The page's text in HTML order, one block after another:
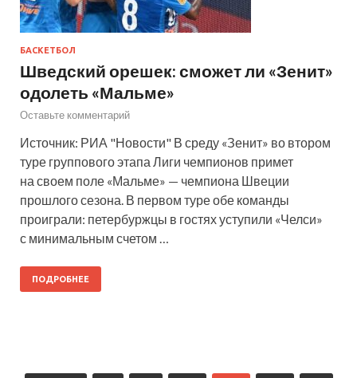
БАСКЕТБОЛ
Шведский орешек: сможет ли «Зенит»
одолеть «Мальме»
Оставьте комментарий
Источник: РИА "Новости" В среду «Зенит» во втором
туре группового этапа Лиги чемпионов примет
на своем поле «Мальме» — чемпиона Швеции
прошлого сезона. В первом туре обе команды
проиграли: петербуржцы в гостях уступили «Челси»
с минимальным счетом …
ПОДРОБНЕЕ